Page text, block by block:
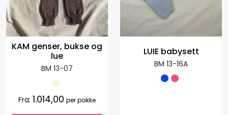
KAM genser, bukse og
lue
BM 13-07
Fra: 1.014,00 per pakke
LUIE babysett
BM 13-16A